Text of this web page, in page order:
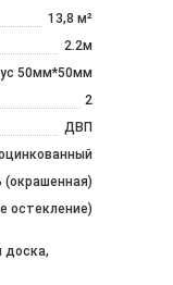
13,8 м²
2.2м
50мм*50мм
2
ДВП
(окрашенная)
остекление)
доска,